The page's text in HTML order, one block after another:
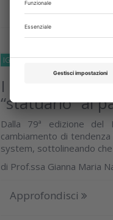
Approfondisci
IGIENISTI-DENTALI 22 Maggio
I nuovi codici
“statuario” al
Dalla 79ª edizione del
cambiamento di
system, sottolineando
di Prof.ssa Gianna Maria
Approfondisci